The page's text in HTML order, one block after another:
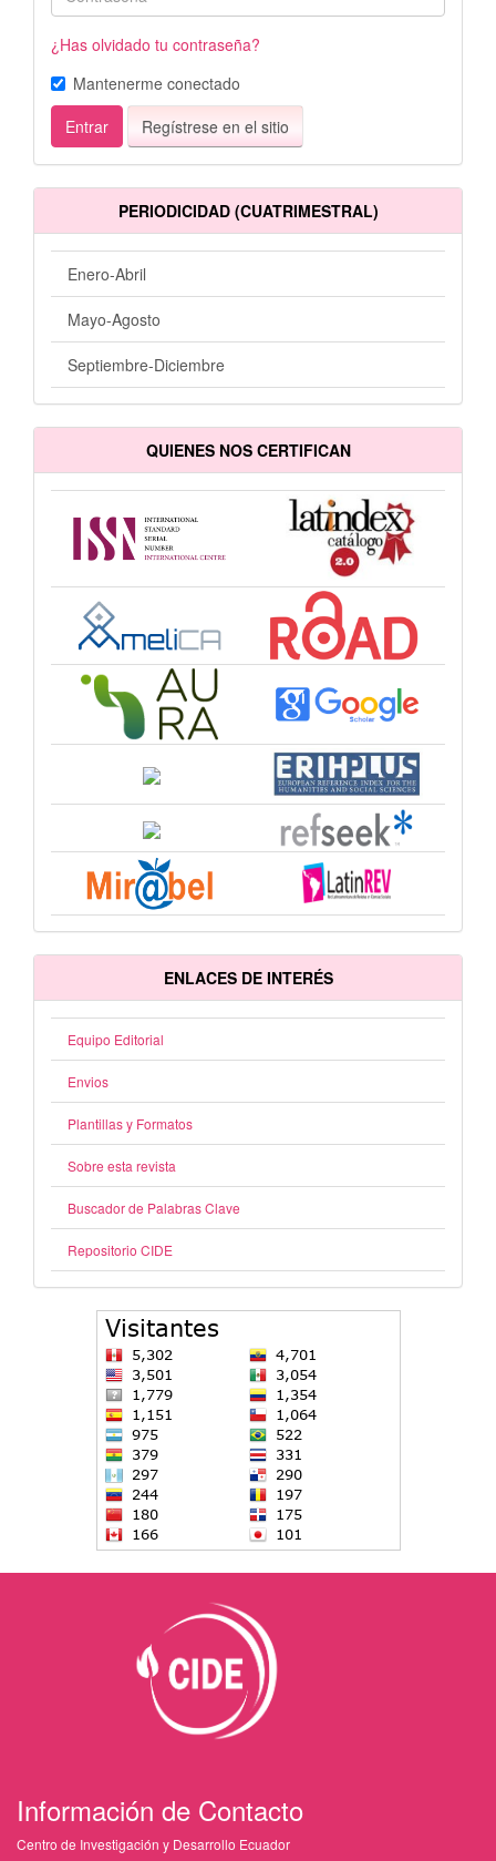
¿Has olvidado tu contraseña?
Mantenerme conectado
Entrar
Regístrese en el sitio
PERIODICIDAD (CUATRIMESTRAL)
Enero-Abril
Mayo-Agosto
Septiembre-Diciembre
QUIENES NOS CERTIFICAN
ENLACES DE INTERÉS
Equipo Editorial
Envios
Plantillas y Formatos
Sobre esta revista
Buscador de Palabras Clave
Repositorio CIDE
Información de Contacto
Centro de Investigación y Desarrollo Ecuador